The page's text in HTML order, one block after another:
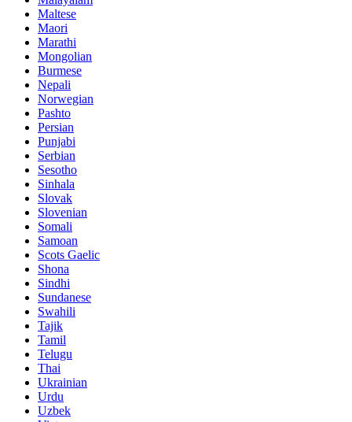
Maltese
Maori
Marathi
Mongolian
Burmese
Nepali
Norwegian
Pashto
Persian
Punjabi
Serbian
Sesotho
Sinhala
Slovak
Slovenian
Somali
Samoan
Scots Gaelic
Shona
Sindhi
Sundanese
Swahili
Tajik
Tamil
Telugu
Thai
Ukrainian
Urdu
Uzbek